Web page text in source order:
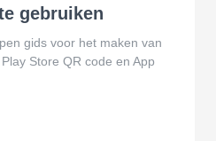
gebruiken
gids voor het maken van
Store QR code en App